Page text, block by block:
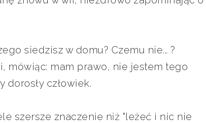
siedzisz w domu? Czemu nie... ?
mówiąc: mam prawo, nie jestem tego
dorosły człowiek.
szersze znaczenie niż "leżeć i nic nie